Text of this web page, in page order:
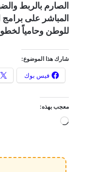
الصارم بالربط
المباشر على
للوطن وحامياً
شارك هذا الموضوع:
فيس بوك
معجب بهذه:
ي